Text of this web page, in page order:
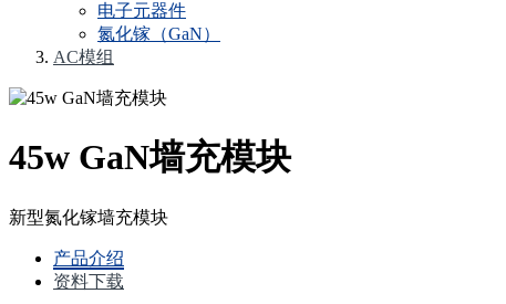
电子元器件
氮化镓（GaN）
AC模组
45w GaN墙充模块
新型氮化镓墙充模块
产品介绍
资料下载